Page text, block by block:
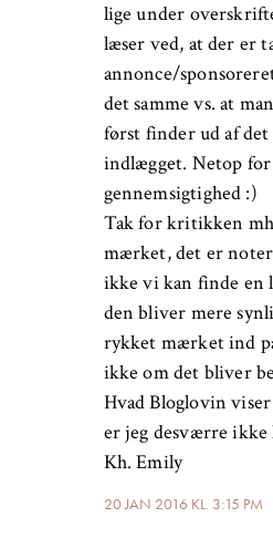
20 JAN 2016 KL. 3:15 PM
lige under
læser ved, at der er
annonce/
det samme vs. at
først finder ud af
indlægget. Netop
gennemsigtighed :)
Tak for kritikken
mærket, det er
ikke vi kan finde en
den bliver mere
rykket mærket ind
ikke om det bliver
Hvad Bloglovin
er jeg desværre ikke
Kh. Emily